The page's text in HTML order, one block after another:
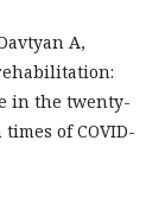
A,
in the twenty-
of COVID-